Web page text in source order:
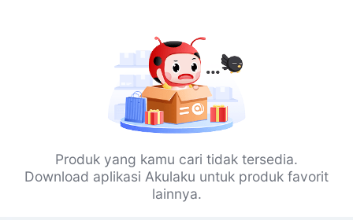
Produk yang kamu cari tidak tersedia.
Download aplikasi Akulaku untuk produk favorit
lainnya.